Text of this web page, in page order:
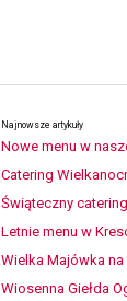
Najnowsze artykuły
Nowe menu w
Catering
Świąteczny
Letnie menu w
Wielka Majówka
Wiosenna Giełda